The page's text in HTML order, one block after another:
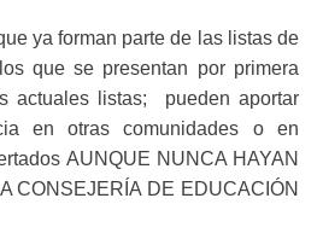
ya forman parte de las listas de
que se presentan por primera
actuales listas; pueden aportar
en otras comunidades o en
AUNQUE NUNCA HAYAN
CONSEJERÍA DE EDUCACIÓN